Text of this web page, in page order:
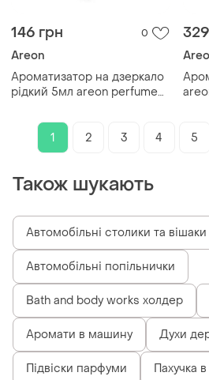
146 грн 0
Areon
Ароматизатор на дзеркало
рідкий 5мл areon perfume
1 2 3 4 5
Також шукають
Автомобільні столики та вішаки
Автомобільні попільнички
Bath and body works холдер
Аромати в машину Духи
Підвіски парфуми Пахучка